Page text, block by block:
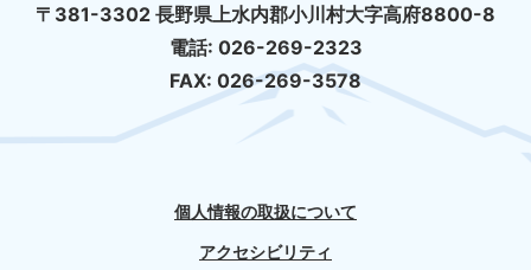
〒381-3302 長野県上水内郡小川村大字高府8800-8
電話: 026-269-2323
FAX: 026-269-3578
個人情報の取扱について
アクセシビリティ